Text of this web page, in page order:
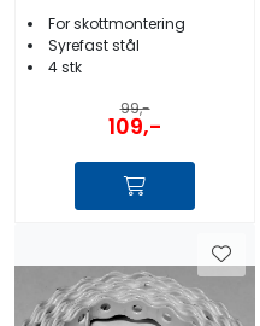
For skottmontering
Syrefast stål
4 stk
99,-
109,-